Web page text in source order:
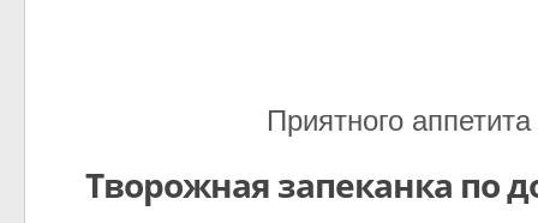
Приятного аппетита
Творожная запеканка по